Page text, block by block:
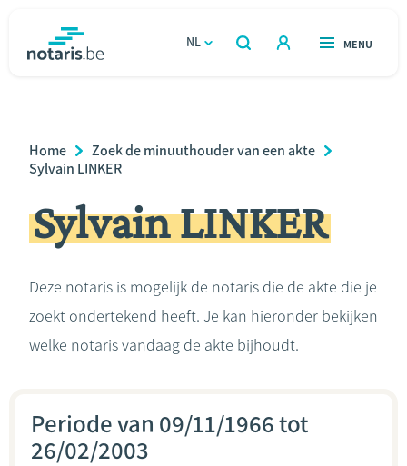
gaan
NL
OPEN
ZOEKEN
OPEN
MENU
Relatie & samenleven
Erven & schenken
Over de notaris
Breadcrumb
Home
Zoek de minuuthouder van een akte
Sylvain LINKER
Sylvain LINKER
Deze notaris is mogelijk de notaris die de akte die je
zoekt ondertekend heeft. Je kan hieronder bekijken
welke notaris vandaag de akte bijhoudt.
Periode van 09/11/1966 tot
26/02/2003